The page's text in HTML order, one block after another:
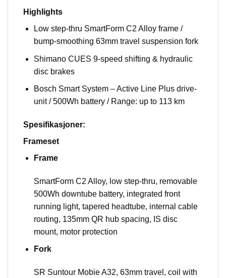
Highlights
Low step-thru SmartForm C2 Alloy frame /
bump-smoothing 63mm travel suspension fork
Shimano CUES 9-speed shifting & hydraulic
disc brakes
Bosch Smart System – Active Line Plus drive-
unit / 500Wh battery / Range: up to 113 km
Spesifikasjoner:
Frameset
Frame
SmartForm C2 Alloy, low step-thru, removable
500Wh downtube battery, integrated front
running light, tapered headtube, internal cable
routing, 135mm QR hub spacing, IS disc
mount, motor protection
Fork
SR Suntour Mobie A32, 63mm travel, coil with